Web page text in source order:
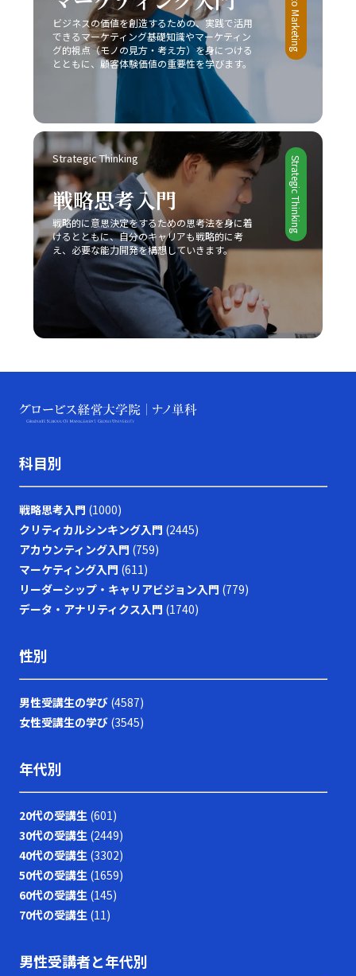
ビジネスの価値を創造するための、実践で活用
できるマーケティング基礎知識やマーケティン
グ的視点（モノの見方・考え方）を身につける
とともに、顧客体験価値の重要性を学びます。
Strategic Thinking
戦略思考入門
戦略的に意思決定をするための思考法を身に着
けるとともに、自分のキャリアも戦略的に考
え、必要な能力開発を構想していきます。
Strategic Thinking
科目別
戦略思考入門 (1000)
クリティカルシンキング入門 (2445)
アカウンティング入門 (759)
マーケティング入門 (611)
リーダーシップ・キャリアビジョン入門 (779)
データ・アナリティクス入門 (1740)
性別
男性受講生の学び (4587)
女性受講生の学び (3545)
年代別
20代の受講生 (601)
30代の受講生 (2449)
40代の受講生 (3302)
50代の受講生 (1659)
60代の受講生 (145)
70代の受講生 (11)
男性受講者と年代別